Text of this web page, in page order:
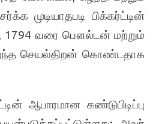
முடியாதபடி பிக்கர்ட்டின்
1794 வரை பௌல்டன் மற்றும்
செயல்திறன் கொண்டதாக
ஆபாரமான கண்டுபிடிப்பு